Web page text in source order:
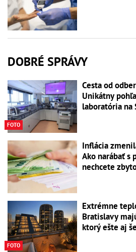
DOBRÉ SPRÁVY
FOTO
Cesta od
Unikátny
laboratória na
Inflácia
Ako narábať s
nechcete
FOTO
Extrémne
Bratislavy
ktorý ešte aj